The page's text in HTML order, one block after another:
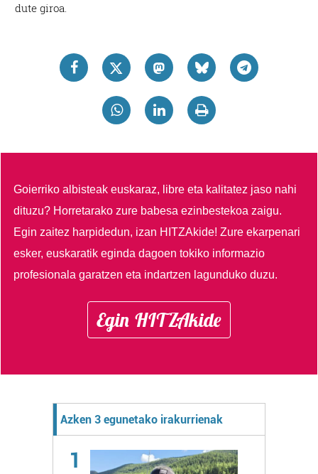
dute giroa.
Goierriko albisteak euskaraz, libre eta kalitatez jaso nahi
dituzu? Horretarako zure babesa ezinbestekoa zaigu.
Egin zaitez harpidedun, izan HITZAkide!Zure ekarpenari
esker, euskaratik eginda dagoen tokiko informazio
profesionala garatzen eta indartzen lagunduko duzu.
Egin HITZAkide
Azken 3 egunetako irakurrienak
1